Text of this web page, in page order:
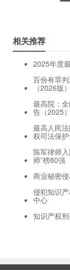
相关推荐
2025年度
百份有罪
（2026版）
最高院：
告（2025）
最高人民
权司法保
陈军律师
师”榜80强​
商业秘密
侵犯知识
中心
知识产权